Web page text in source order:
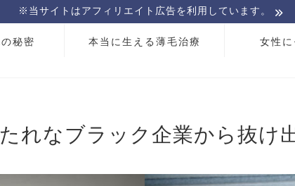
※当サイトはアフィリエイト広告を利用しています。
秘密 本当に生える薄毛治療 女性
れなブラック企業から抜け